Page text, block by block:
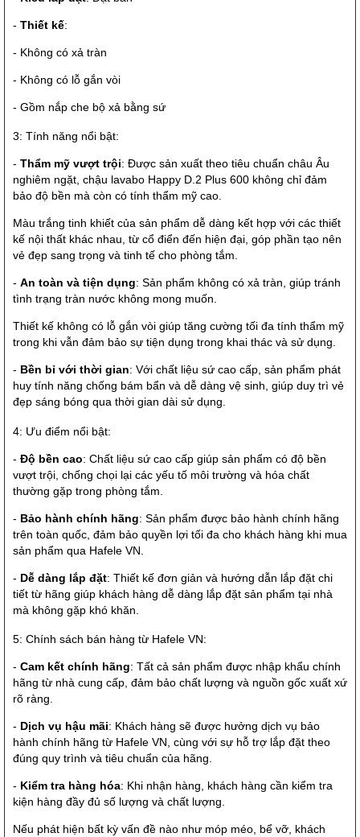
- Thiết kế:
- Không có xả tràn
- Không có lỗ gắn vòi
- Gồm nắp che bộ xả bằng sứ
3: Tính năng nổi bật:
- Thẩm mỹ vượt trội: Được sản xuất theo tiêu chuẩn châu Âu
nghiêm ngặt, chậu lavabo Happy D.2 Plus 600 không chỉ đảm
bảo độ bền mà còn có tính thẩm mỹ cao.
Màu trắng tinh khiết của sản phẩm dễ dàng kết hợp với các thiết
kế nội thất khác nhau, từ cổ điển đến hiện đại, góp phần tạo nên
vẻ đẹp sang trọng và tinh tế cho phòng tắm.
- An toàn và tiện dụng: Sản phẩm không có xả tràn, giúp tránh
tình trạng tràn nước không mong muốn.
Thiết kế không có lỗ gắn vòi giúp tăng cường tối đa tính thẩm mỹ
trong khi vẫn đảm bảo sự tiện dụng trong khai thác và sử dụng.
- Bền bỉ với thời gian: Với chất liệu sứ cao cấp, sản phẩm phát
huy tính năng chống bám bẩn và dễ dàng vệ sinh, giúp duy trì vẻ
đẹp sáng bóng qua thời gian dài sử dụng.
4: Ưu điểm nổi bật:
- Độ bền cao: Chất liệu sứ cao cấp giúp sản phẩm có độ bền
vượt trội, chống chọi lại các yếu tố môi trường và hóa chất
thường gặp trong phòng tắm.
- Bảo hành chính hãng: Sản phẩm được bảo hành chính hãng
trên toàn quốc, đảm bảo quyền lợi tối đa cho khách hàng khi mua
sản phẩm qua Hafele VN.
- Dễ dàng lắp đặt: Thiết kế đơn giản và hướng dẫn lắp đặt chi
tiết từ hãng giúp khách hàng dễ dàng lắp đặt sản phẩm tại nhà
mà không gặp khó khăn.
5: Chính sách bán hàng từ Hafele VN:
- Cam kết chính hãng: Tất cả sản phẩm được nhập khẩu chính
hãng từ nhà cung cấp, đảm bảo chất lượng và nguồn gốc xuất xứ
rõ ràng.
- Dịch vụ hậu mãi: Khách hàng sẽ được hưởng dịch vụ bảo
hành chính hãng từ Hafele VN, cùng với sự hỗ trợ lắp đặt theo
đúng quy trình và tiêu chuẩn của hãng.
- Kiểm tra hàng hóa: Khi nhận hàng, khách hàng cần kiểm tra
kiện hàng đầy đủ số lượng và chất lượng.
Nếu phát hiện bất kỳ vấn đề nào như móp méo, bể vỡ, khách